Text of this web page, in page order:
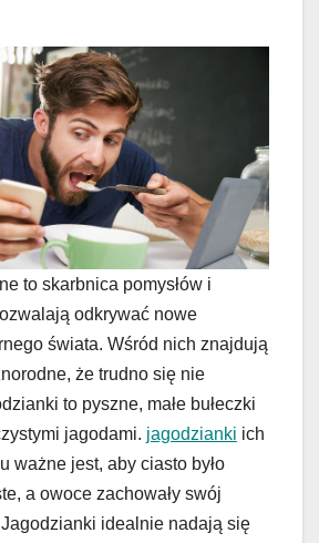
to skarbnica pomysłów i
odkrywać nowe
świata. Wśród nich znajdują
że trudno się nie
to pyszne, małe bułeczki
jagodami. jagodzianki ich
ważne jest, aby ciasto było
a owoce zachowały swój
idealnie nadają się